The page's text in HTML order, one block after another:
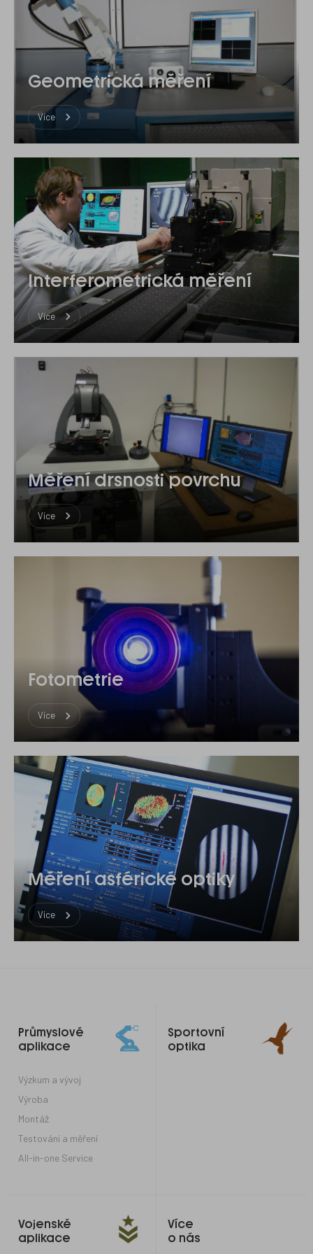
komponent
Geometrická měření
Více
Interferometrická měření
Více
Měření drsnosti povrchu
Více
Fotometrie
Více
Měření asférické optiky
Více
do
Průmyslové
aplikace
Výzkum a vývoj
Výroba
Montáž
Testování a měření
All-in-one Service
Sportovní
optika
Vojenské
aplikace
Více
o nás